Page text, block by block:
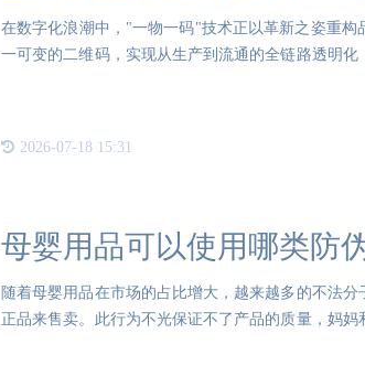
在数字化浪潮中，"一物一码"技术正以革新之姿重
一可变的二维码，实现从生产到流通的全链路透明
2026-07-18 15:31
母婴用品可以使用哪类防
随着母婴用品在市场的占比增大，越来越多的不法
正品来售卖。此行为不光保证不了产品的质量，妈